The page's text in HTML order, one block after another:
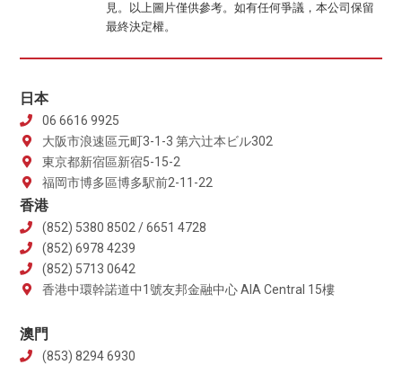
見。以上圖片僅供參考。如有任何爭議，本公司保留
最終決定權。
日本
06 6616 9925
大阪市浪速區元町3-1-3 第六辻本ビル302
東京都新宿區新宿5-15-2
福岡市博多區博多駅前2-11-22
香港
(852) 5380 8502 / 6651 4728
(852) 6978 4239
(852) 5713 0642
香港中環幹諾道中1號友邦金融中心 AIA Central 15樓
澳門
(853) 8294 6930